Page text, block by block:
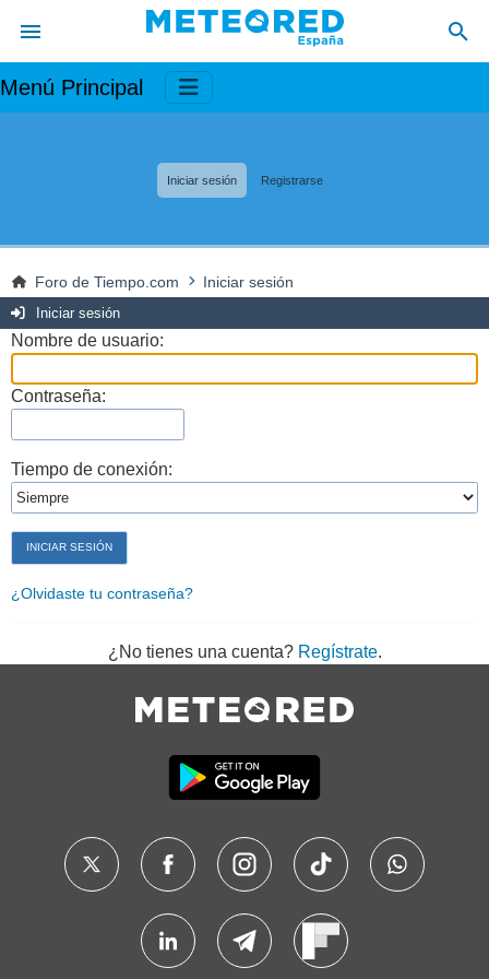
Menú Principal
Iniciar sesión Registrarse
Foro de Tiempo.com Iniciar sesión
Iniciar sesión
Nombre de usuario:
Contraseña:
Tiempo de conexión:
¿Olvidaste tu contraseña?
¿No tienes una cuenta? Regístrate.